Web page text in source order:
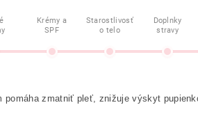
Krémy a
SPF
Starostlivosť
o telo
Doplnky
stravy
zmatniť pleť, znižuje výskyt